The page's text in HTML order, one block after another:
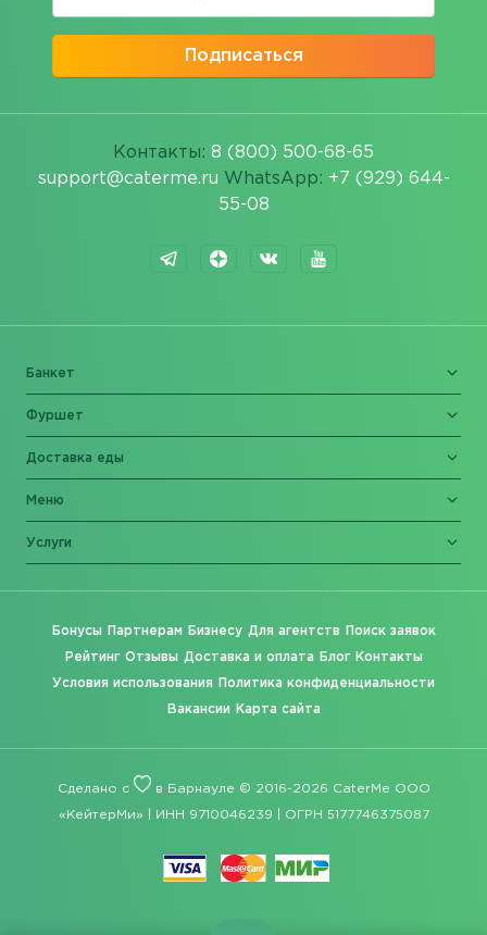
Подписаться
Контакты: 8 (800) 500-68-65
support@caterme.ru WhatsApp: +7 (929) 644-
55-08
Банкет
Фуршет
Доставка еды
Меню
Услуги
Бонусы Партнерам Бизнесу Для агентств Поиск заявок
Рейтинг Отзывы Доставка и оплата Блог Контакты
Условия использования Политика конфиденциальности
Вакансии Карта сайта
Сделано с в Барнауле © 2016-2026 CaterMe ООО
«КейтерМи» | ИНН 9710046239 | ОГРН 5177746375087